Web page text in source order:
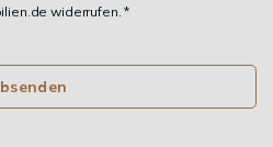
widerrufen. *